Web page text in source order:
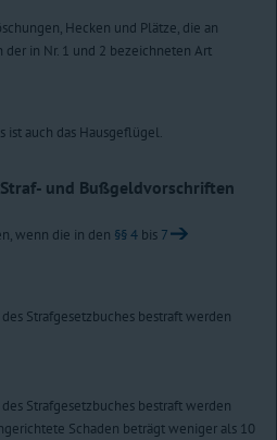
Hecken und Plätze, die an
der in Nr. 1 und 2 bezeichneten Art
ist auch das Hausgeflügel.
und Bußgeldvorschriften
wenn die in den §§ 4 bis 7
Strafgesetzbuches bestraft werden
Strafgesetzbuches bestraft werden
Schaden beträgt weniger als 10